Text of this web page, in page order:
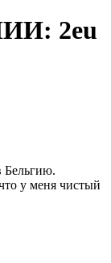
2eu
Бельгию.
у меня чистый